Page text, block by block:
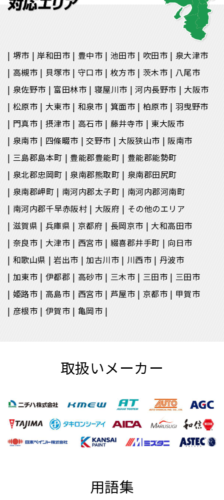
堺市 岸和田市 豊中市 池田市 吹田市
泉大津市
高槻市
貝塚市 守口市 枚方市 茨木市
八尾市
泉佐野市
富田林市 寝屋川市 河内長野市
大阪市
松原市
大東市 和泉市 箕面市 柏原市
羽曳野市
門真市
摂津市 高石市 藤井寺市
東大阪市
泉南市
四條畷市 交野市 大阪狭山市
阪南市
三島郡島本町
豊能郡豊能町
豊能郡能勢町
泉北郡忠岡町
泉南郡熊取町
泉南郡田尻町
泉南郡岬町
南河内郡太子町
南河内郡河南町
南河内郡千早赤阪村
大阪府
その他のエリア
滋賀県
兵庫県 京都府 長岡京市
大和高田市
奈良市
大津市 西宮市 綴喜郡井手町
向日市
和歌山県
岩出市 加古川市 川西市
丹波市
加東市
伊都郡 高砂市 三木市 三田市
三田市
姫路市
高島市 西宮市 芦屋市 京都市
甲賀市
彦根市
伊賀市 亀岡市
取扱いメーカー
用語集